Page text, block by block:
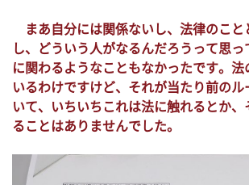
まあ自分には関係ないし、法律のこと
し、どういう人がなるんだろうって思
に関わるようなこともなかったです。
いるわけですけど、それが当たり前の
いて、いちいちこれは法に触れるとか
ることはありませんでした。